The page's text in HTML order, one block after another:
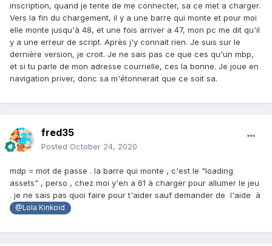
inscription, quand je tente de me connecter, sa ce met a charger.
Vers la fin du chargement, il y a une barre qui monte et pour moi
elle monte jusqu'à 48, et une fois arriver a 47, mon pc me dit qu'il
y a une erreur de script. Après j'y connait rien. Je suis sur le
dernière version, je croit. Je ne sais pas ce que ces qu'un mbp,
et si tu parle de mon adresse courrielle, ces la bonne. Je joue en
navigation priver, donc sa m'étonnerait que ce soit sa.
fred35
Posted October 24, 2020
mdp = mot de passe . la barre qui monte , c'est le "loading
assets" , perso , chez moi y'en a 61 à charger pour allumer le jeu
. je ne sais pas quoi faire pour t'aider sauf demander de l'aide à
@Lola Kinkoid